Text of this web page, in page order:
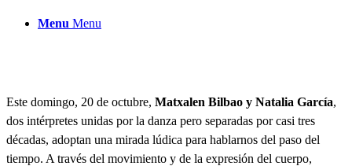
Menu Menu
Este domingo, 20 de octubre, Matxalen Bilbao y Natalia García,
dos intérpretes unidas por la danza pero separadas por casi tres
décadas, adoptan una mirada lúdica para hablarnos del paso del
tiempo. A través del movimiento y de la expresión del cuerpo,